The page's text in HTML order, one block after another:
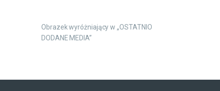
Obrazek wyróżniający w „OSTATNIO
DODANE MEDIA”